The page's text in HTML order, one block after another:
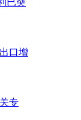
已突
口增
专